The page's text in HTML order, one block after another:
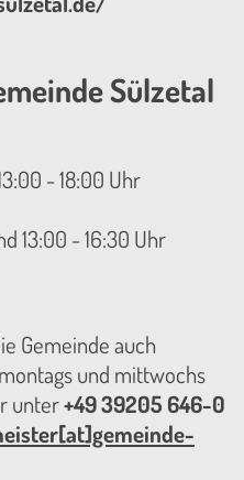
Sülzetal
- 18:00 Uhr
13:00 - 16:30 Uhr
Gemeinde auch
und mittwochs
unter+49 39205 646-0